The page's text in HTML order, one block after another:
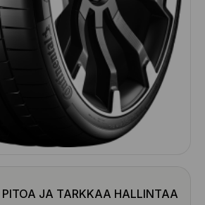
PITOA JA TARKKAA HALLINTAA